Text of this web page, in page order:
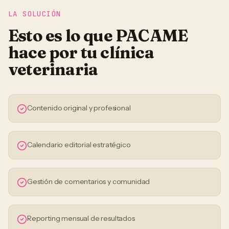
LA SOLUCIÓN
Esto es lo que PACAME
hace por tuclínica
veterinaria
Contenido original y profesional
Calendario editorial estratégico
Gestión de comentarios y comunidad
Reporting mensual de resultados